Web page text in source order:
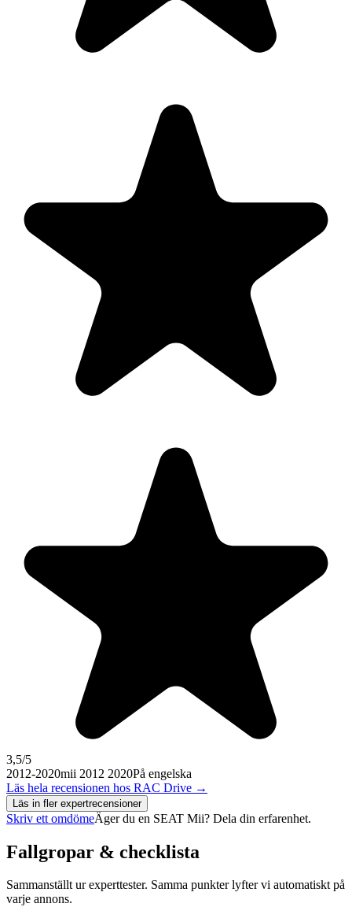
3,5/5
2012-2020mii 2012 2020På engelska
Läs hela recensionen hos RAC Drive →
Läs in fler expertrecensioner
Skriv ett omdömeÄger du en SEAT Mii? Dela din erfarenhet.
Fallgropar & checklista
Sammanställt ur experttester. Samma punkter lyfter vi automatiskt på
varje annons.